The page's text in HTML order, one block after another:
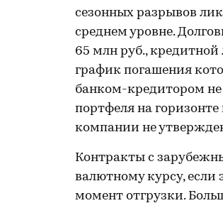
сезонных разрывов
среднем уровне.
65 млн руб.,
график погашения
банком-кредитором
портфеля на
компании не
Контракты с
валютному курсу, если
момент отгрузки.